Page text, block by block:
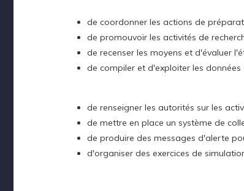
de coordonner les actions de
de promouvoir les activités de
de recenser les moyens et d'évaluer
de compiler et d'exploiter les
de renseigner les autorités sur les
de mettre en place un système de
de produire des messages d'alerte
d'organiser des exercices de